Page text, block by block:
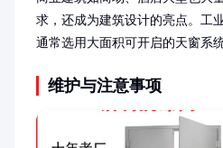
求，还成为建筑设计的亮点。工
通常选用大面积可开启的天窗系
维护与注意事项